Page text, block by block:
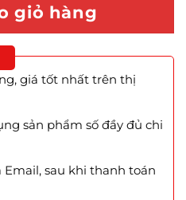
giỏ hàng
giá tốt nhất trên thị
sản phẩm số đầy đủ chi
sau khi thanh toán